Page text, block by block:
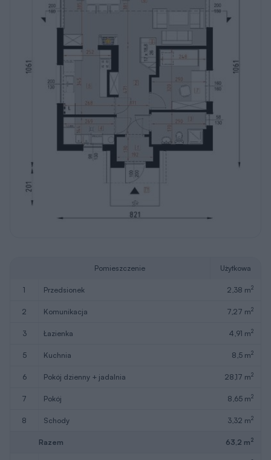
Pomieszczenie Użytkowa
1 przedsionek 2,38 m2
2 komunikacja 7,27 m2
3 łazienka 4,91 m2
5 kuchnia 8,5 m2
6 pokój dzienny + jadalnia 28,17 m2
7 pokój 8,65 m2
8 schody 3,32 m2
Razem 63,2 m2